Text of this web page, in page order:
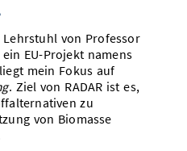
von Professor
EU-Projekt namens
mein Fokus auf
. Ziel von RADAR ist es,
zu
von Biomasse